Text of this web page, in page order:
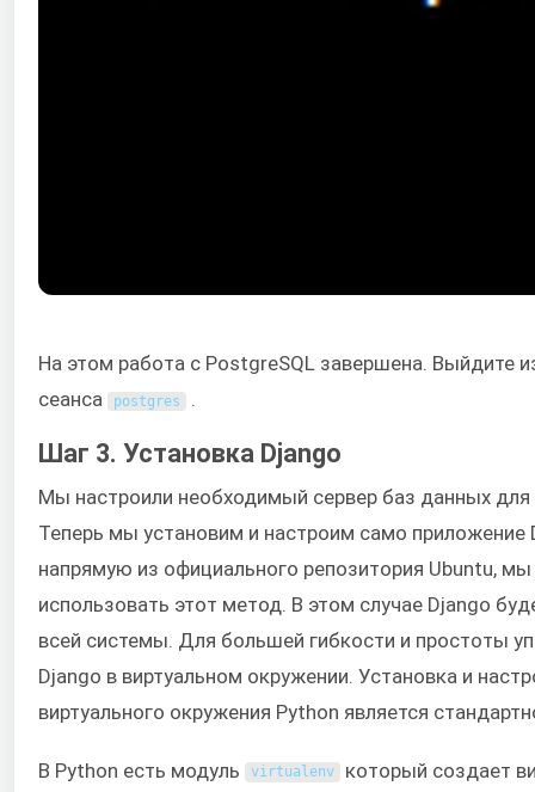
На этом работа с PostgreSQL завершена. Выйдите
сеанса
postgres .
Шаг 3. Установка Django
Мы настроили необходимый сервер баз данных
Теперь мы установим и настроим само приложение
напрямую из официального репозитория Ubuntu,
использовать этот метод. В этом случае Django
всей системы. Для большей гибкости и простоты
Django в виртуальном окружении. Установка и
виртуального окружения Python является
В Python есть модуль virtualenv который создает